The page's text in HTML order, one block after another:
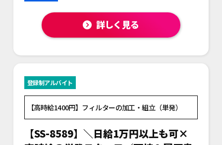
詳しく見る
登録制アルバイト
【高時給1400円】フィルターの加工・組立（単発）
【SS-8589】＼日給1万円以上も可×